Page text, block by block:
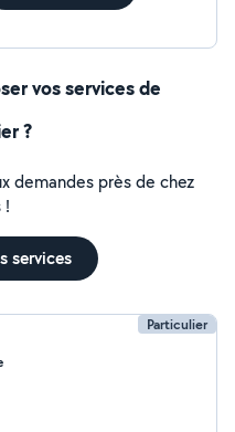
vos services de
?
demandes près de chez
!
services
Particulier